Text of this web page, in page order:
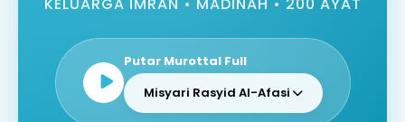
Putar Murottal Full
Misyari Rasyid Al-Afasi